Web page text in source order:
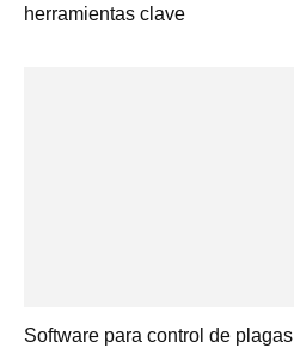
herramientas clave
Software para control de